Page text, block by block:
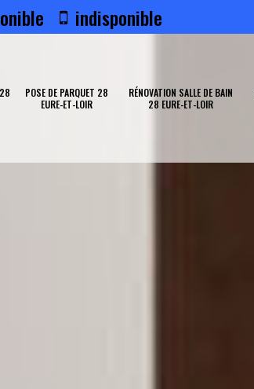
indisponible
POSE DE PARQUET 28
EURE-ET-LOIR
RÉNOVATION SALLE DE BAIN
28 EURE-ET-LOIR